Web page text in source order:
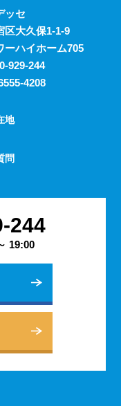
は、デッセまでご
の回りの様々な事情
、という方は意外に
何かと手間がかか
方であっても気軽
ビスのご案内を行
の管理などにも活躍
ので、通常のスマ
とめてレンタルする
のレンタルスマホ
のご利用まで、お客
提案できるデッセの
ッセ
区大久保1-1-9
ーハイホーム705
929-244
4208
地
問
244
19:00